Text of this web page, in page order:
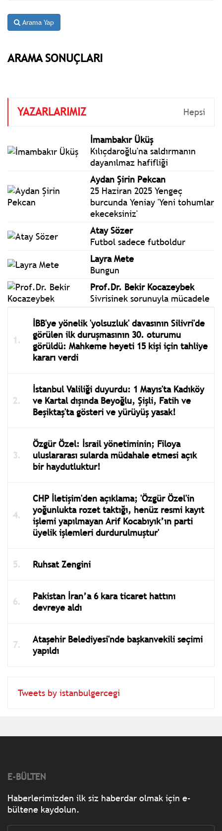
Arama Yap
ARAMA SONUÇLARI
YAZARLARIMIZ Hepsi
İmambakır Üküş
Kılıçdaroğlu'na saldırmanın
dayanılmaz hafifliği
Aydan Şirin Pekcan
25 Haziran 2025 Yengeç
burcunda Yeniay 'Yeni tohumlar
ekeceksiniz'
Atay Sözer
Futbol sadece futboldur
Layra Mete
Bungun
Prof.Dr. Bekir Kocazeybek
Sivrisinek sorunuyla mücadele
İBB'ye yönelik 'yolsuzluk' davasının Silivri'de
görülen ilk duruşmasının 30. oturumu
görüldü: Mahkeme heyeti 15 kişi için tahliye
kararı verdi
İstanbul Valiliği duyurdu: 1 Mayıs'ta Kadıköy
ve Kartal dışında Beyoğlu, Şişli, Fatih ve
Beşiktaş'ta gösteri ve yürüyüş yasak!
Özgür Özel: İsrail yönetiminin; Filoya
uluslararası sularda müdahale etmesi açık
bir haydutluktur!
CHP İletişim'den açıklama; 'Özgür Özel'in
yoğunlukta rozet taktığı, henüz resmi kayıt
işlemi yapılmayan Arif Kocabıyık’ın parti
üyelik işlemleri durdurulmuştur'
Ruhsat Zengini
Pakistan İran’a 6 kara ticaret hattını
devreye aldı
Ataşehir Belediyesi'nde başkanvekili seçimi
yapıldı
Tweets by istanbulgercegi
E-BÜLTEN
Haberlerimizden ilk siz haberdar olmak için e-
bültene kaydolun.